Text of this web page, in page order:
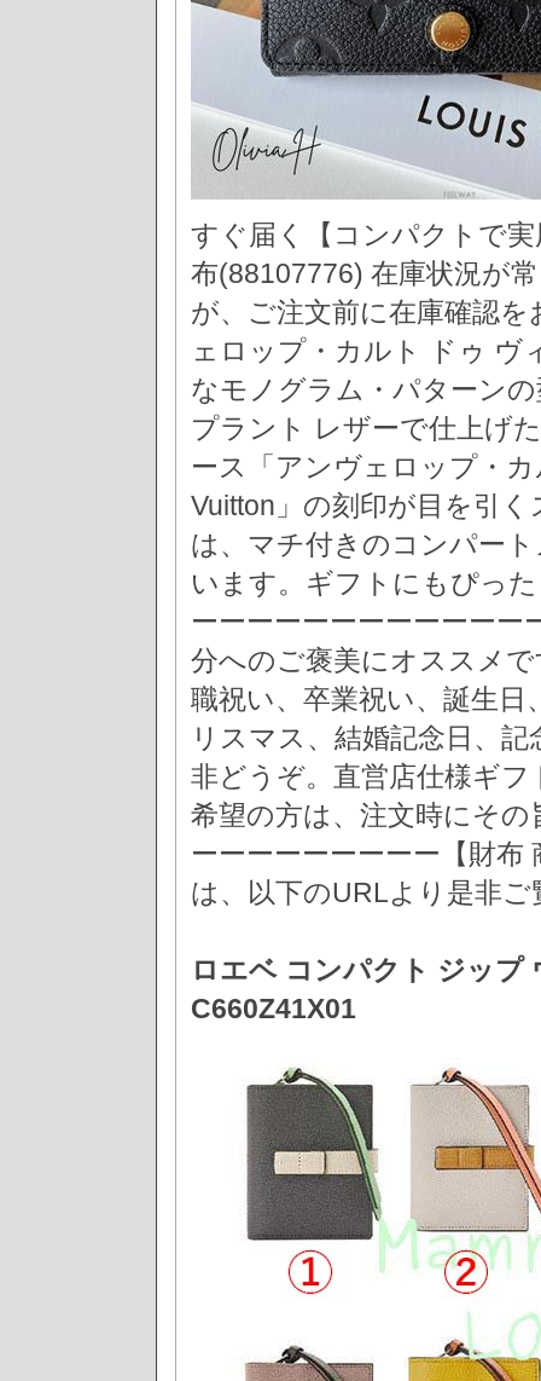
すぐ届く【コンパクトで
布(88107776) 在庫状況が
が、ご注文前に在庫確認
ェロップ・カルト ドゥ ヴ
なモノグラム・パターン
プラント レザーで仕上げ
ース「アンヴェロップ・
Vuitton」の刻印が目を引
は、マチ付きのコンパー
います。ギフトにもぴっ
ーーーーーーーーーーー
分へのご褒美にオススメ
職祝い、卒業祝い、誕生
リスマス、結婚記念日、
非どうぞ。直営店仕様ギ
希望の方は、注文時にそ
ーーーーーーーーー【財
は、以下のURLより是非ご
ロエベ コンパクト ジップ
C660Z41X01